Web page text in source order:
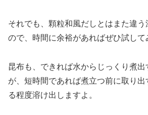
それでも、顆粒和風だしとはまた違
ので、時間に余裕があればぜひ試して
昆布も、できれば水からじっくり煮
が、短時間であれば煮立つ前に取り
る程度溶け出しますよ。